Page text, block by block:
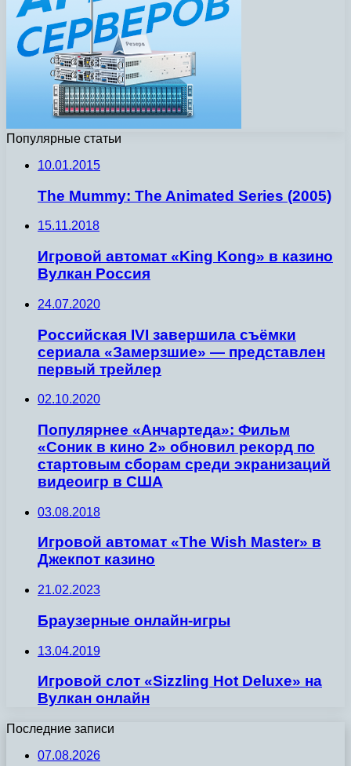
Популярные статьи
10.01.2015
The Mummy: The Animated Series (2005)
15.11.2018
Игровой автомат «King Kong» в казино
Вулкан Россия
24.07.2020
Российская IVI завершила съёмки
сериала «Замерзшие» — представлен
первый трейлер
02.10.2020
Популярнее «Анчартеда»: Фильм
«Соник в кино 2» обновил рекорд по
стартовым сборам среди экранизаций
видеоигр в США
03.08.2018
Игровой автомат «The Wish Master» в
Джекпот казино
21.02.2023
Браузерные онлайн-игры
13.04.2019
Игровой слот «Sizzling Hot Deluxe» на
Вулкан онлайн
Последние записи
07.08.2026